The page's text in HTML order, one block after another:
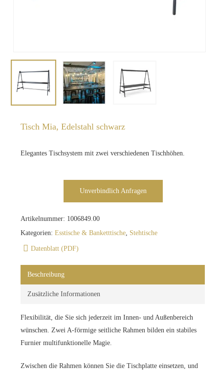
Tisch Mia, Edelstahl schwarz
Elegantes Tischsystem mit zwei verschiedenen Tischhöhen.
Unverbindlich Anfragen
Artikelnummer: 1006849.00
Kategorien: Esstische & Banketttische, Stehtische
Datenblatt (PDF)
Beschreibung
Zusätzliche Informationen
Flexibilität, die Sie sich jederzeit im Innen- und Außenbereich
wünschen. Zwei A-förmige seitliche Rahmen bilden ein stabiles
Furnier multifunktionelle Magie.
Zwischen die Rahmen können Sie die Tischplatte einsetzen, und